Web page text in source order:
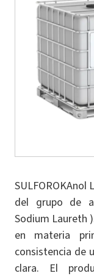
SULFOROKAnol
del grupo de
Sodium Laureth
en materia
consistencia de
clara. El